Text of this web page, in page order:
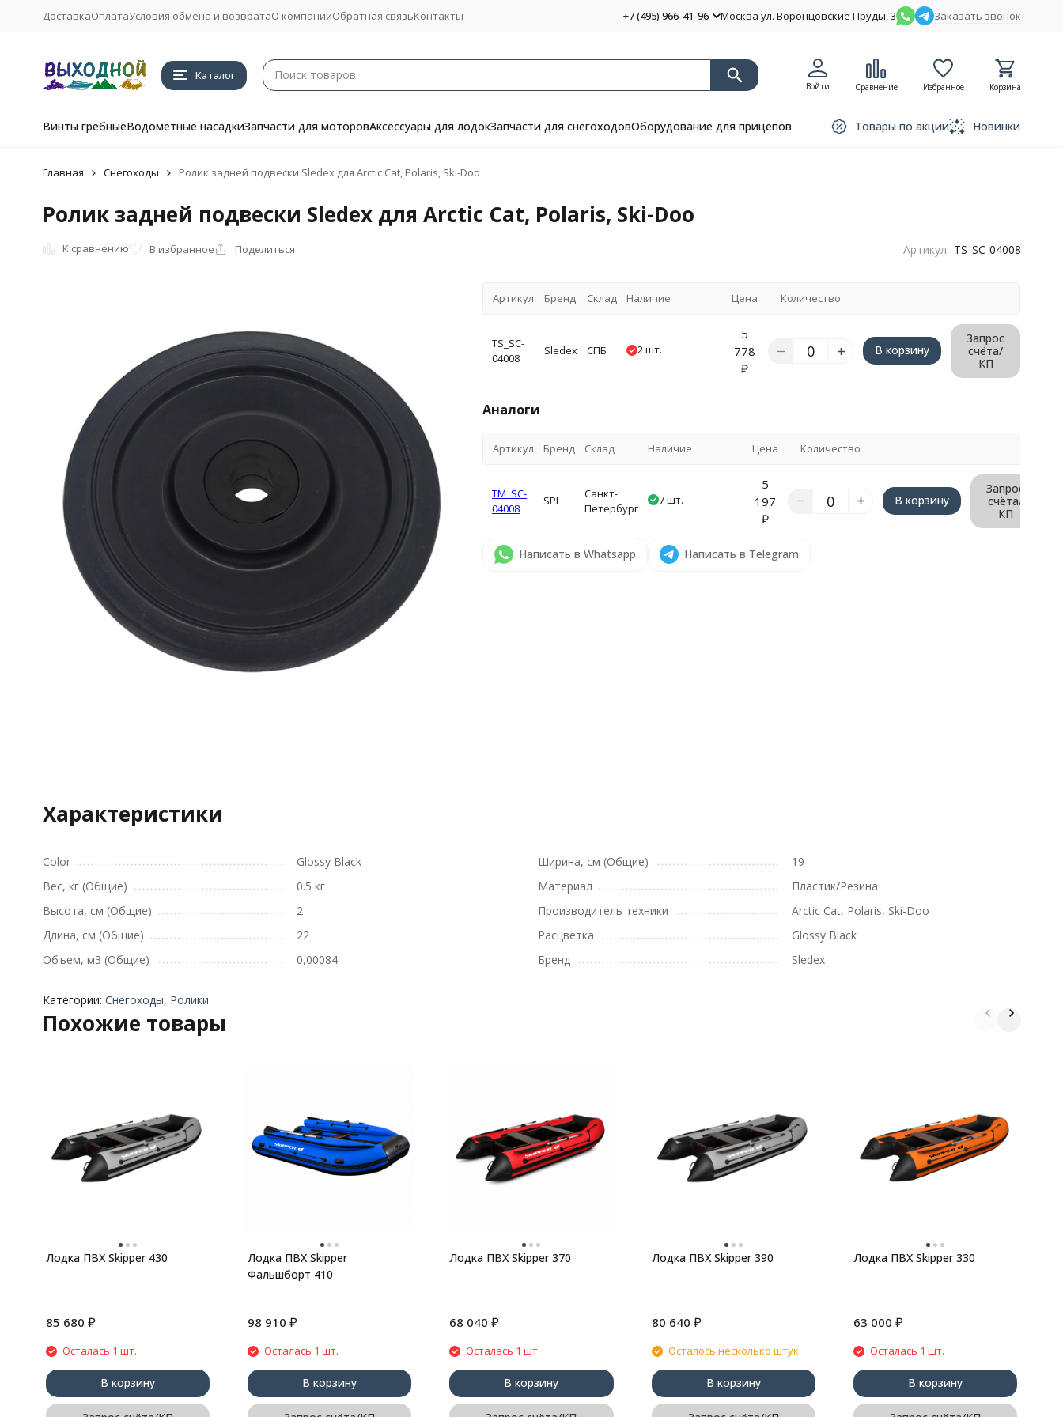
ДоставкаОплатаУсловия обмена и возвратаО компанииОбратная связьКонтакты +7 (495) 966-41-96 Москва ул. Воронцовские Пруды, 3 Заказать звонок
Каталог
Войти Сравнение Избранное Корзина
Винты гребныеВодометные насадкиЗапчасти для моторовАксессуары для лодокЗапчасти для снегоходовОборудование для прицепов Товары по акции Новинки
Главная Снегоходы Ролик задней подвески Sledex для Arctic Cat, Polaris, Ski-Doo
Ролик задней подвески Sledex для Arctic Cat, Polaris, Ski-Doo
К сравнению В избранное Поделиться Артикул: TS_SC-04008
Артикул Бренд Склад Наличие Цена Количество
TS_SC-
04008
Sledex СПБ 2 шт.
5
778
₽
В корзину
Запрос
счёта/
КП
Аналоги
Артикул Бренд Склад Наличие Цена Количество
TM_SC-
04008
SPI
Санкт-
Петербург
7 шт.
5
197
₽
В корзину
Запрос
счёта/
КП
Написать в Whatsapp Написать в Telegram
Характеристики
Color
Glossy Black
Вес, кг (Общие)
0.5 кг
Высота, см (Общие)
2
Длина, см (Общие)
22
Объем, м3 (Общие)
0,00084
Ширина, см (Общие)
19
Материал
Пластик/Резина
Производитель техники
Arctic Cat, Polaris, Ski-Doo
Расцветка
Glossy Black
Бренд
Sledex
Категории: Снегоходы, Ролики
Похожие товары
Лодка ПВХ Skipper 430
85 680 ₽
Осталась 1 шт.
В корзину
Лодка ПВХ Skipper
Фальшборт 410
98 910 ₽
Осталась 1 шт.
В корзину
Лодка ПВХ Skipper 370
68 040 ₽
Осталась 1 шт.
В корзину
Лодка ПВХ Skipper 390
80 640 ₽
Осталось несколько штук
В корзину
Лодка ПВХ Skipper 330
63 000 ₽
Осталась 1 шт.
В корзину